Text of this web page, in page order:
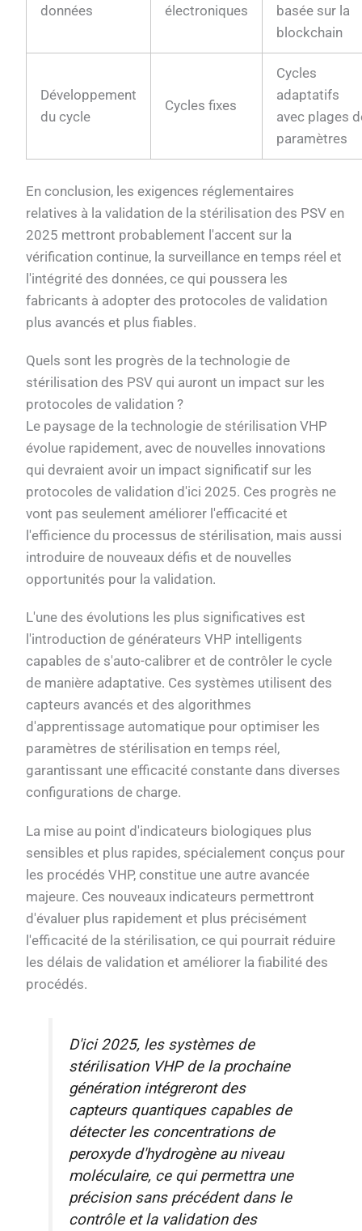
données électroniques
basée sur la
blockchain
Développement
du cycle
Cycles fixes
Cycles
adaptatifs
avec plages
paramètres
En conclusion, les exigences réglementaires
relatives à la validation de la stérilisation des PSV en
2025 mettront probablement l'accent sur la
vérification continue, la surveillance en temps réel et
l'intégrité des données, ce qui poussera les
fabricants à adopter des protocoles de validation
plus avancés et plus fiables.
Quels sont les progrès de la technologie de
stérilisation des PSV qui auront un impact sur les
protocoles de validation ?
Le paysage de la technologie de stérilisation VHP
évolue rapidement, avec de nouvelles innovations
qui devraient avoir un impact significatif sur les
protocoles de validation d'ici 2025. Ces progrès ne
vont pas seulement améliorer l'efficacité et
l'efficience du processus de stérilisation, mais aussi
introduire de nouveaux défis et de nouvelles
opportunités pour la validation.
L'une des évolutions les plus significatives est
l'introduction de générateurs VHP intelligents
capables de s'auto-calibrer et de contrôler le cycle
de manière adaptative. Ces systèmes utilisent des
capteurs avancés et des algorithmes
d'apprentissage automatique pour optimiser les
paramètres de stérilisation en temps réel,
garantissant une efficacité constante dans diverses
configurations de charge.
La mise au point d'indicateurs biologiques plus
sensibles et plus rapides, spécialement conçus pour
les procédés VHP, constitue une autre avancée
majeure. Ces nouveaux indicateurs permettront
d'évaluer plus rapidement et plus précisément
l'efficacité de la stérilisation, ce qui pourrait réduire
les délais de validation et améliorer la fiabilité des
procédés.
D'ici 2025, les systèmes de
stérilisation VHP de la prochaine
génération intégreront des
capteurs quantiques capables de
détecter les concentrations de
peroxyde d'hydrogène au niveau
moléculaire, ce qui permettra une
précision sans précédent dans le
contrôle et la validation des